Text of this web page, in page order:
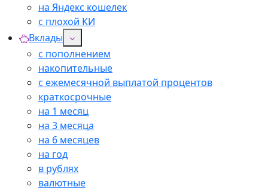
на Яндекс кошелек
с плохой КИ
Вклады
с пополнением
накопительные
с ежемесячной выплатой процентов
краткосрочные
на 1 месяц
на 3 месяца
на 6 месяцев
на год
в рублях
валютные